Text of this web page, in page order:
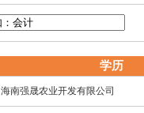
学历
海南强晟农业开发有限公司